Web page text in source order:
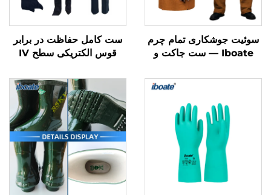
سوئیت جوشکاری تمام چرم
Iboate — ست جاکت و
برابر شعله
ست کامل حفاظت در برابر
قوس الکتریکی سطح IV
بر سانتی‌متر مربع — ست
تجهیزات حفاظت فردی
الکتریکی (PPE) مطابق با
استاندارد ASTM